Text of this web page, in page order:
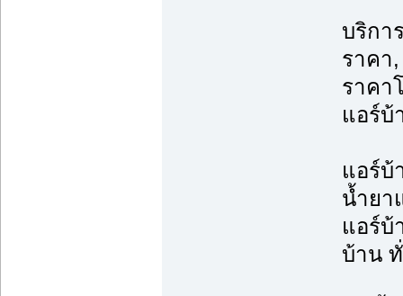
บริกา
ราคา
ราคา
แอร์บ้
แอร์บ้
น้ำยา
แอร์บ้
บ้าน